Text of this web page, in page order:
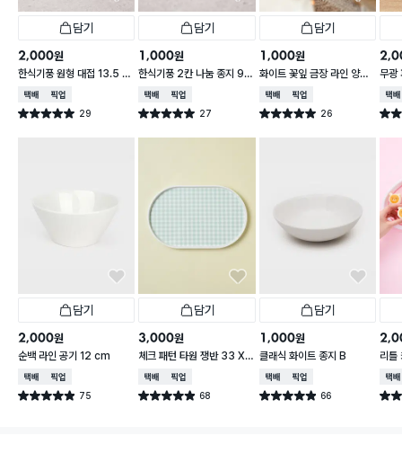
담기
2,000원
한식기풍 원형 대접 13.5 c
m
택배배송매장픽업
별점 5.0점 29
건 작성
담기
1,000원
한식기풍 2칸 나눔 종지 9 c
m
택배배송매장픽업
별점 5.0점 27
건 작성
담기
1,000원
화이트 꽃잎 금장 라인 양각
종지 10 cm
택배배송매장픽업
별점 5.0점 26
건 작성
무광
접
택배
별점
담기
2,000원
순백 라인 공기 12 cm
택배배송매장픽업
별점 4.9점 75
건 작성
담기
3,000원
체크 패턴 타원 쟁반 33 X
21 cm
택배배송매장픽업
별점 4.9점 68
건 작성
담기
1,000원
클래식 화이트 종지 B
택배배송매장픽업
별점 4.9점 66
건 작성
리틀
피
택배
별점